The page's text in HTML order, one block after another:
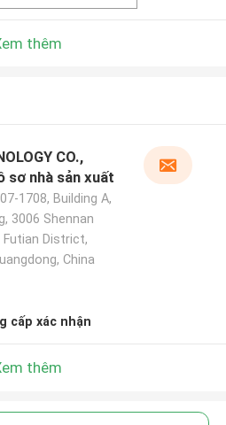
thêm
CO.,
sơ nhà sản xuất
1708, Building A,
3006 Shennan
Futian District,
China
cấp xác nhận
thêm